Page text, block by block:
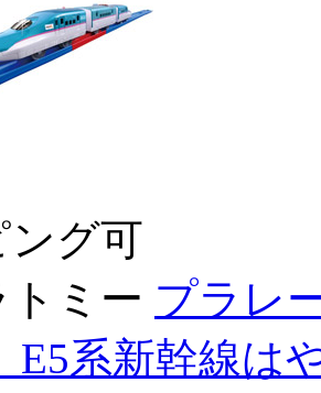
ング可
トミー プラレ
E5系新幹線は